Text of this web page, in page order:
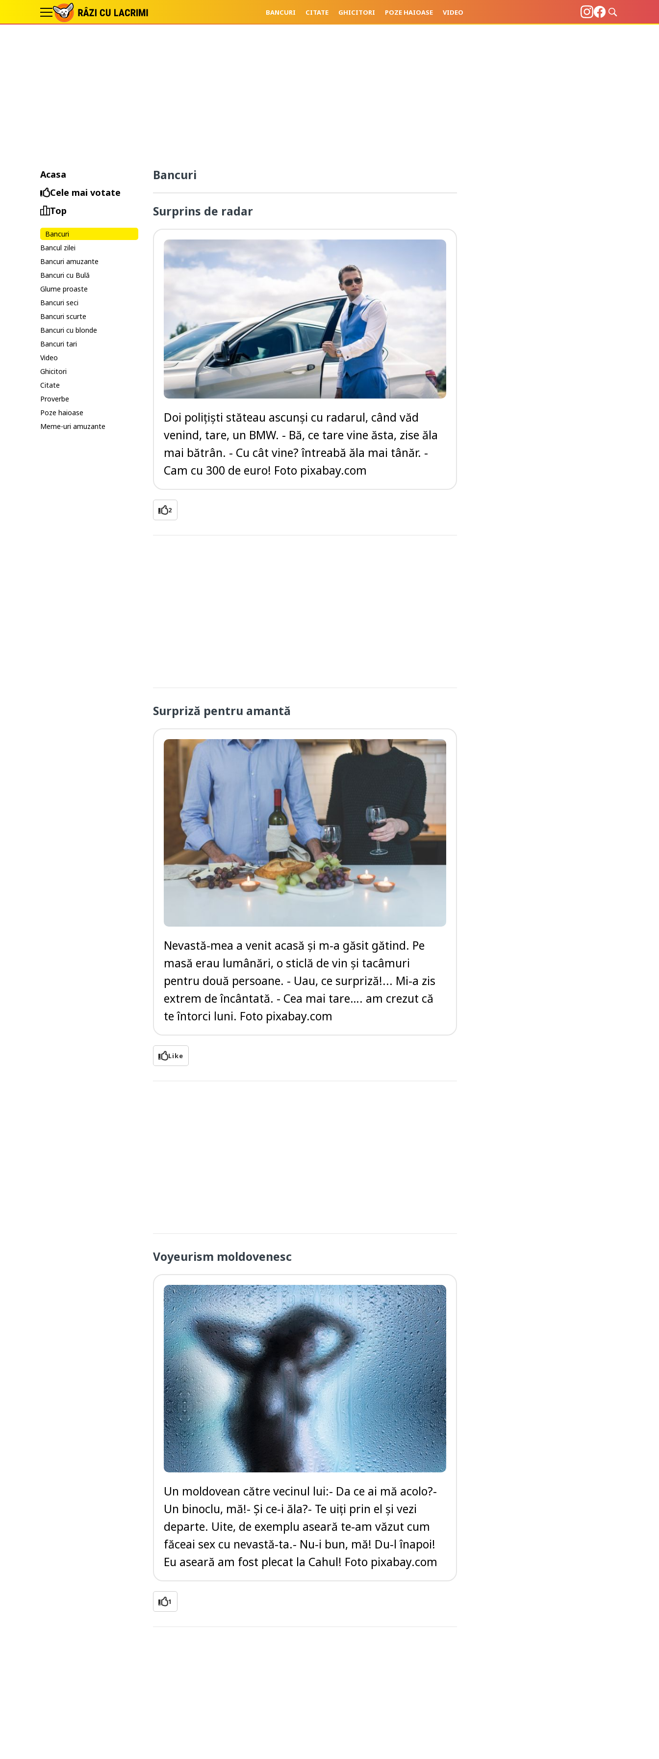
BANCURI CITATE GHICITORI POZE HAIOASE VIDEO
Acasa
Cele mai votate
Top
Bancuri
Bancul zilei
Bancuri amuzante
Bancuri cu Bulă
Glume proaste
Bancuri seci
Bancuri scurte
Bancuri cu blonde
Bancuri tari
Video
Ghicitori
Citate
Proverbe
Poze haioase
Meme-uri amuzante
Bancuri
Surprins de radar
Doi polițiști stăteau ascunși cu radarul, când văd
venind, tare, un BMW. - Bă, ce tare vine ăsta, zise ăla
mai bătrân. - Cu cât vine? întreabă ăla mai tânăr. -
Cam cu 300 de euro! Foto pixabay.com
2
Surpriză pentru amantă
Nevastă-mea a venit acasă și m-a găsit gătind. Pe
masă erau lumânări, o sticlă de vin și tacâmuri
pentru două persoane. - Uau, ce surpriză!... Mi-a zis
extrem de încântată. - Cea mai tare…. am crezut că
te întorci luni. Foto pixabay.com
Like
Voyeurism moldovenesc
Un moldovean către vecinul lui:- Da ce ai mă acolo?-
Un binoclu, mă!- Şi ce-i ăla?- Te uiţi prin el şi vezi
departe. Uite, de exemplu aseară te-am văzut cum
făceai sex cu nevastă-ta.- Nu-i bun, mă! Du-l înapoi!
Eu aseară am fost plecat la Cahul! Foto pixabay.com
1